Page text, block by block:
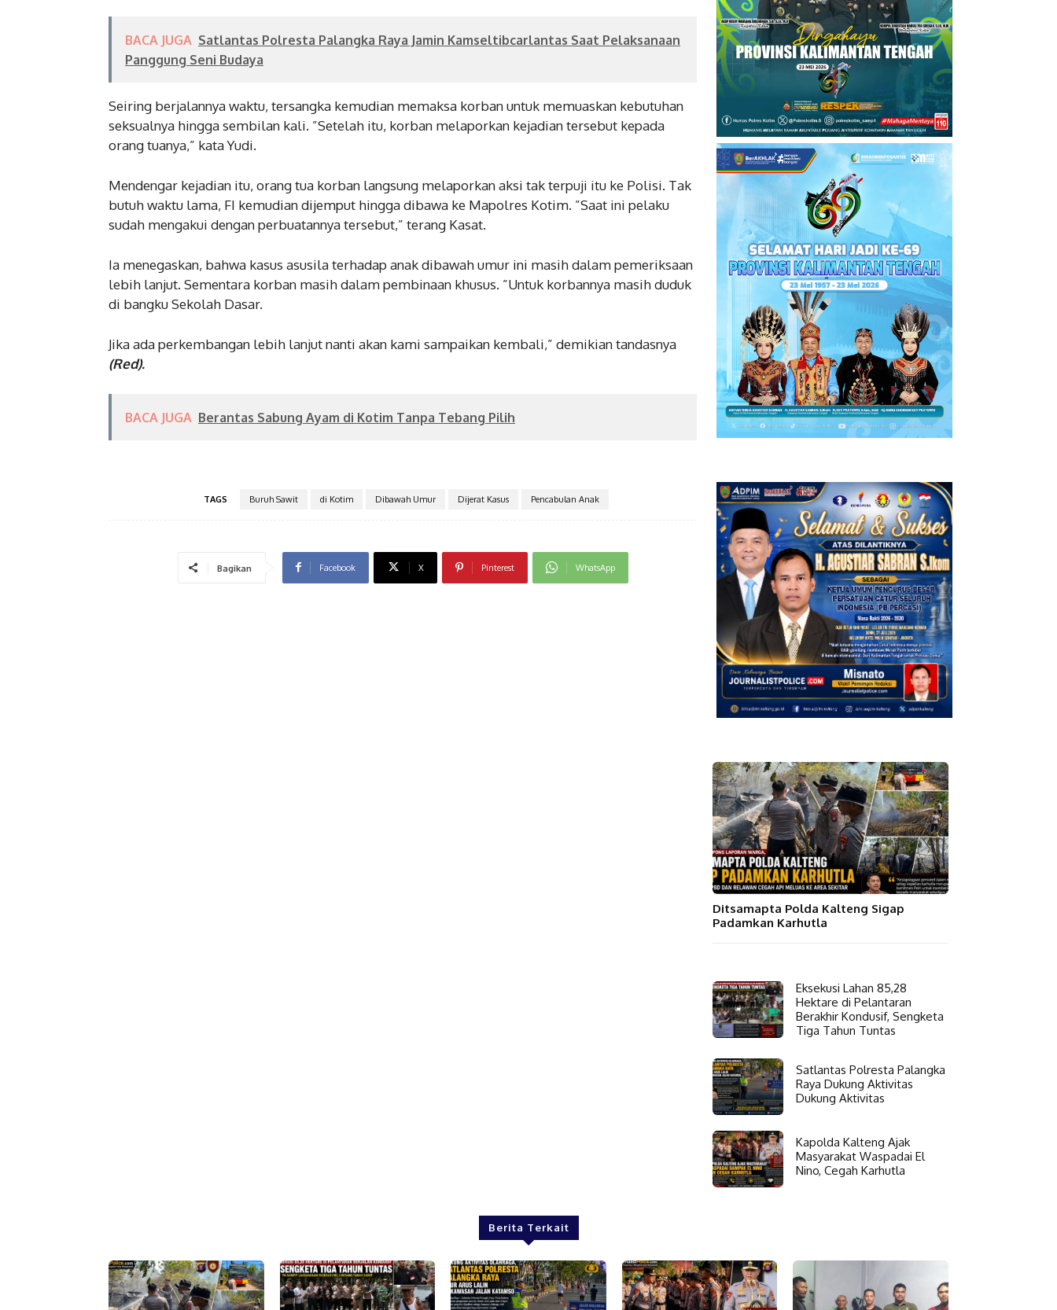
BACA JUGA Satlantas Polresta Palangka Raya Jamin Kamseltibcarlantas Saat Pelaksanaan
Panggung Seni Budaya
Seiring berjalannya waktu, tersangka kemudian memaksa korban untuk memuaskan kebutuhan
seksualnya hingga sembilan kali. ”Setelah itu, korban melaporkan kejadian tersebut kepada
orang tuanya,” kata Yudi.
Mendengar kejadian itu, orang tua korban langsung melaporkan aksi tak terpuji itu ke Polisi. Tak
butuh waktu lama, FI kemudian dijemput hingga dibawa ke Mapolres Kotim. ”Saat ini pelaku
sudah mengakui dengan perbuatannya tersebut,” terang Kasat.
Ia menegaskan, bahwa kasus asusila terhadap anak dibawah umur ini masih dalam pemeriksaan
lebih lanjut. Sementara korban masih dalam pembinaan khusus. ”Untuk korbannya masih duduk
di bangku Sekolah Dasar.
Jika ada perkembangan lebih lanjut nanti akan kami sampaikan kembali,” demikian tandasnya
(Red).
BACA JUGA Berantas Sabung Ayam di Kotim Tanpa Tebang Pilih
TAGS Buruh Sawit di Kotim Dibawah Umur Dijerat Kasus Pencabulan Anak
Bagikan Facebook X Pinterest WhatsApp
Ditsamapta Polda Kalteng Sigap
Padamkan Karhutla
Eksekusi Lahan 85,28
Hektare di Pelantaran
Berakhir Kondusif, Sengketa
Tiga Tahun Tuntas
Satlantas Polresta Palangka
Raya Dukung Aktivitas
Dukung Aktivitas
Kapolda Kalteng Ajak
Masyarakat Waspadai El
Nino, Cegah Karhutla
Berita Terkait